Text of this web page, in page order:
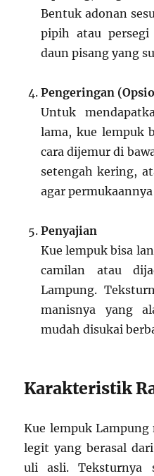
Bentuk adonan
pipih atau persegi
daun pisang yang
Pengeringan
Untuk
lama, kue lempuk
cara dijemur di
setengah kering,
agar
Penyajian
Kue lempuk bisa
camilan atau
Lampung.
manisnya yang
mudah disukai
Karakteristik
Kue lempuk Lampung
legit yang berasal
uli asli. Teksturnya